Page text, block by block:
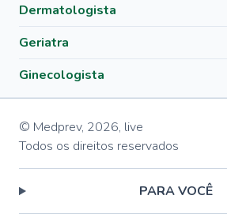
Dermatologista
Geriatra
Ginecologista
© Medprev, 2026, live
Todos os direitos reservados
PARA VOCÊ